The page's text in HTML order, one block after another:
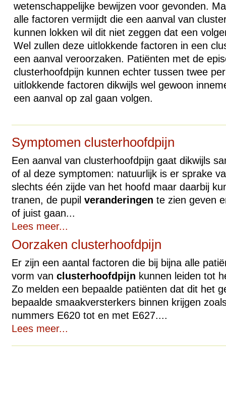
wetenschappelijke bewijzen voor gevonden.
alle factoren vermijdt die een aanval van
kunnen lokken wil dit niet zeggen dat een
Wel zullen deze uitlokkende factoren in een
een aanval veroorzaken. Patiënten met de
clusterhoofdpijn kunnen echter tussen twee
uitlokkende factoren dikwijls wel gewoon
een aanval op zal gaan volgen.
Symptomen clusterhoofdpijn
Een aanval van clusterhoofdpijn gaat dikwijls
of al deze symptomen: natuurlijk is er sprake
slechts één zijde van het hoofd maar daarbij
tranen, de pupil veranderingen te zien geven
of juist gaan...
Lees meer...
Oorzaken clusterhoofdpijn
Er zijn een aantal factoren die bij bijna alle
vorm van clusterhoofdpijn kunnen leiden tot
Zo melden een bepaalde patiënten dat dit het
bepaalde smaakversterkers binnen krijgen
nummers E620 tot en met E627....
Lees meer...